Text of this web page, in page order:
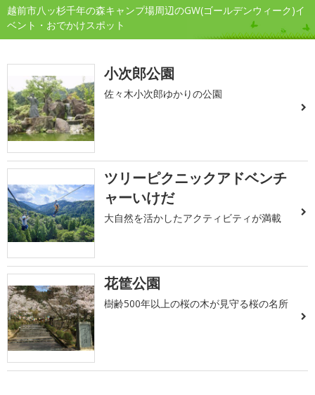
越前市八ッ杉千年の森キャンプ場周辺のGW(ゴールデンウィーク)イ
ベント・おでかけスポット
小次郎公園
佐々木小次郎ゆかりの公園
ツリーピクニックアドベンチ
ャーいけだ
大自然を活かしたアクティビティが満載
花筐公園
樹齢500年以上の桜の木が見守る桜の名所